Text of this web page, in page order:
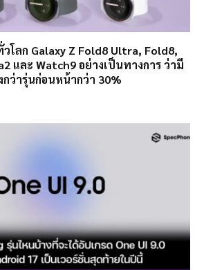
โลก Galaxy Z Fold8 Ultra, Fold8,
และ Watch9 อย่างเป็นทางการ ว่ามี
กว่ารุ่นก่อนหน้ากว่า 30%